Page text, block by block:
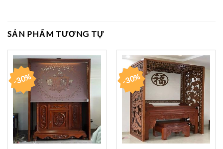
SẢN PHẨM TƯƠNG TỰ
-30% -30%